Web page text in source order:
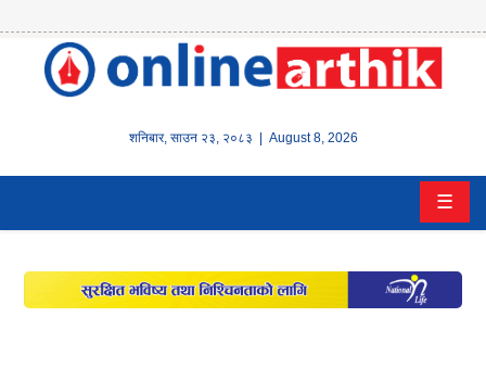
शनिबार, साउन २३, २०८३ | August 8, 2026
होम
वित्त
इन्स्योरेन्स
☰